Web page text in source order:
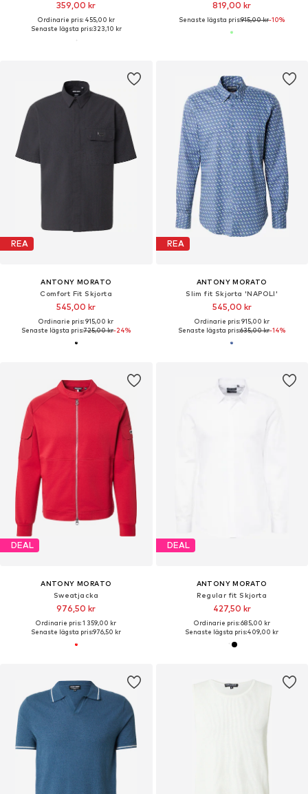
359,00 kr
Ordinarie pris: 455,00 kr
Senaste lägsta pris:323,10 kr
819,00 kr
Senaste lägsta pris:915,00 kr-10%
REA
ANTONY MORATO
Comfort Fit Skjorta
545,00 kr
Ordinarie pris: 915,00 kr
Senaste lägsta pris:725,00 kr-24%
REA
ANTONY MORATO
Slim fit Skjorta 'NAPOLI'
545,00 kr
Ordinarie pris: 915,00 kr
Senaste lägsta pris:635,00 kr-14%
DEAL
ANTONY MORATO
Sweatjacka
976,50 kr
Ordinarie pris: 1 359,00 kr
Senaste lägsta pris:976,50 kr
DEAL
ANTONY MORATO
Regular fit Skjorta
427,50 kr
Ordinarie pris: 685,00 kr
Senaste lägsta pris:409,00 kr